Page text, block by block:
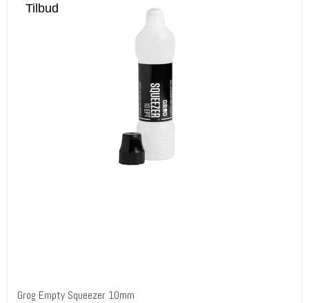
Tilbud
Grog Empty Squeezer 10mm